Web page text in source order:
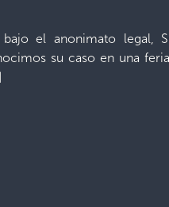
el anonimato legal,
su caso en una